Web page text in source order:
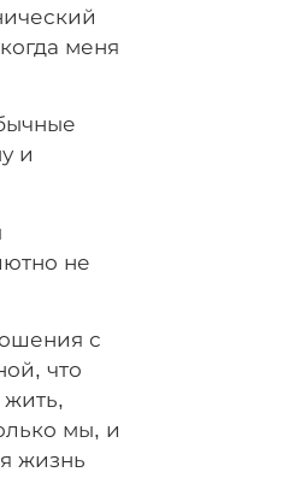
меня
и
не
с
что
жить,
мы, и
жизнь